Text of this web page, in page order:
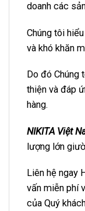
doanh các
Chúng tôi
và khó khăn
Do đó Chúng
thiện và đáp
hàng.
NIKITA Việt
lượng lớn
Liên hệ ngay
vấn miễn phí
của Quý